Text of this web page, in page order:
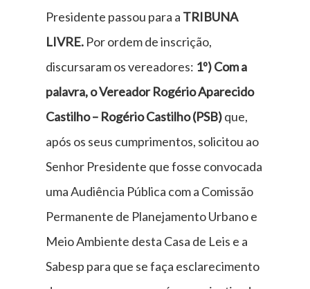
Presidente passou para a TRIBUNA
LIVRE. Por ordem de inscrição,
discursaram os vereadores: 1º) Com a
palavra, o Vereador Rogério Aparecido
Castilho – Rogério Castilho (PSB)que,
após os seus cumprimentos, solicitou ao
Senhor Presidente que fosse convocada
uma Audiência Pública com a Comissão
Permanente de Planejamento Urbano e
Meio Ambiente desta Casa de Leis e a
Sabesp para que se faça esclarecimento